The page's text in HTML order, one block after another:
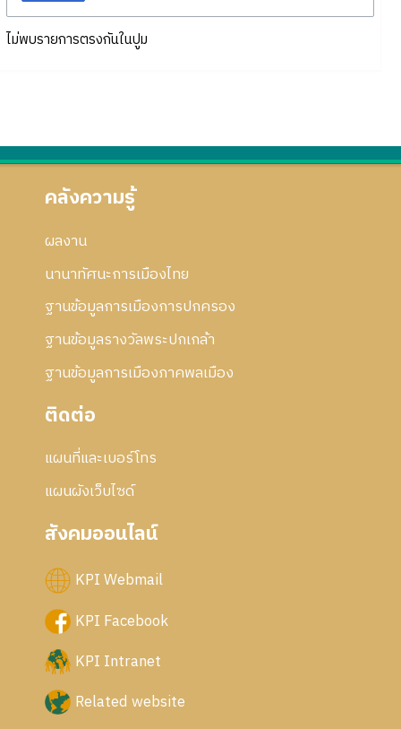
ไม่พบรายการตรงกันในปูม
คลังความรู้
ผลงาน
นานาทัศนะการเมืองไทย
ฐานข้อมูลการเมืองการปกครอง
ฐานข้อมูลรางวัลพระปกเกล้า
ฐานข้อมูลการเมืองภาคพลเมือง
ติดต่อ
แผนที่และเบอร์โทร
แผนผังเว็บไซด์
สังคมออนไลน์
KPI Webmail
KPI Facebook
KPI Intranet
Related website